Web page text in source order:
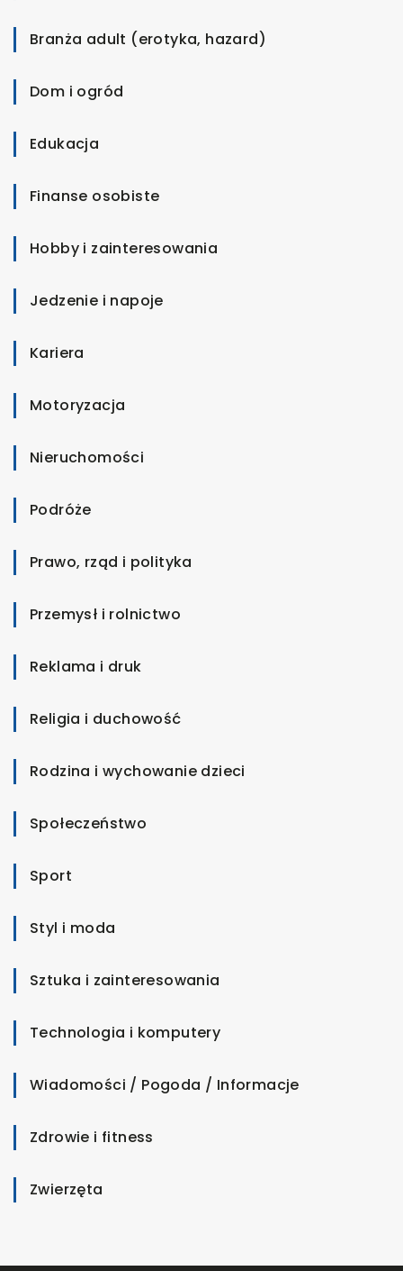
Branża adult (erotyka, hazard)
Dom i ogród
Edukacja
Finanse osobiste
Hobby i zainteresowania
Jedzenie i napoje
Kariera
Motoryzacja
Nieruchomości
Podróże
Prawo, rząd i polityka
Przemysł i rolnictwo
Reklama i druk
Religia i duchowość
Rodzina i wychowanie dzieci
Społeczeństwo
Sport
Styl i moda
Sztuka i zainteresowania
Technologia i komputery
Wiadomości / Pogoda / Informacje
Zdrowie i fitness
Zwierzęta